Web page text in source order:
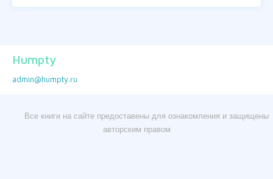
Humpty
admin@humpty.ru
Все книги на сайте предоставены для ознакомления и защищены
авторским правом